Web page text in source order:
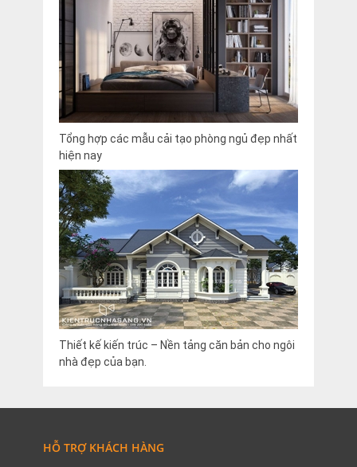
Tổng hợp các mẫu cải tạo phòng ngủ đẹp nhất
hiện nay
Thiết kế kiến trúc – Nền tảng căn bản cho ngôi
nhà đẹp của bạn.
HỖ TRỢ KHÁCH HÀNG